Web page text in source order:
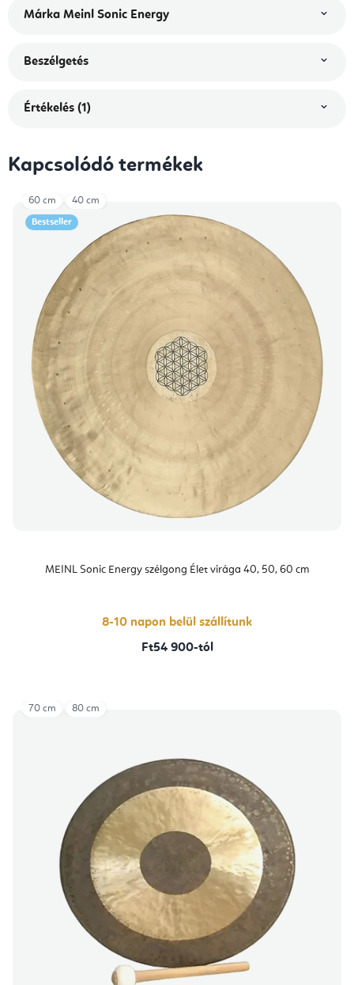
Márka Meinl Sonic Energy
Beszélgetés
Értékelés (1)
Kapcsolódó termékek
Bestseller
MEINL Sonic Energy szélgong Élet virága 40, 50, 60 cm
8-10 napon belül szállítunk
Ft54 900-tól
60 cm 40 cm
70 cm 80 cm